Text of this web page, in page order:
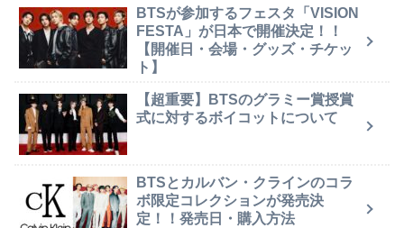
BTSが参加するフェスタ「VISION
FESTA」が日本で開催決定！！
【開催日・会場・グッズ・チケッ
ト】
【超重要】BTSのグラミー賞授賞
式に対するボイコットについて
BTSとカルバン・クラインのコラ
ボ限定コレクションが発売決
定！！発売日・購入方法